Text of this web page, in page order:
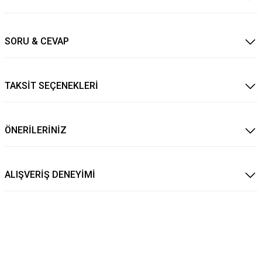
SORU & CEVAP
TAKSİT SEÇENEKLERİ
ÖNERİLERİNİZ
ALIŞVERİŞ DENEYİMİ